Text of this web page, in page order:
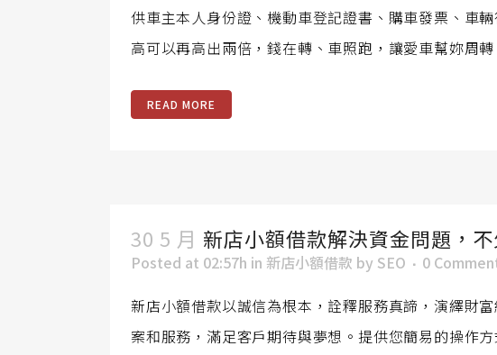
供車主本人身份證、機動車登記證書、購車發票、車
高可以再高出兩倍，錢在轉、車照跑，讓愛車幫妳周
READ MORE
30 5 月 新店小額借款解決資金問題，
Posted at 02:57h in 新店小額借款 by SEO 0
新店小額借款以誠信為根本，詮釋服務真諦，演繹財
案和服務，滿足客戶期待與夢想。提供您簡易的操作